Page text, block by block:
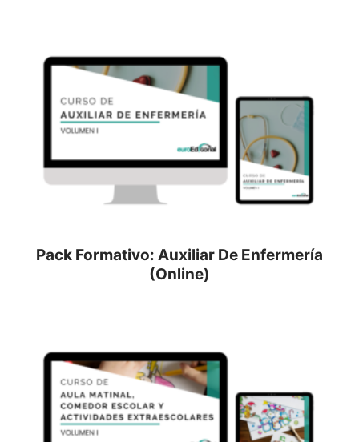
Pack Formativo: Auxiliar De Enfermería
(Online)